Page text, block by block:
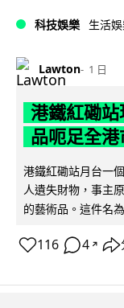
科技娛樂 生活
Lawton 1 日
港鐵紅磡
品呃足全
港鐵紅磡站月台一
人遺失財物，事主
的藝術品。這件名
116 4 ↗